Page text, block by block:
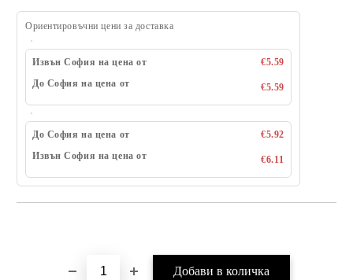
Ориентировъчни цени за доставка
Извън София на цена от
€5.59
До София на цена от
€5.59
До София на цена от
€5.92
Извън София на цена от
€6.11